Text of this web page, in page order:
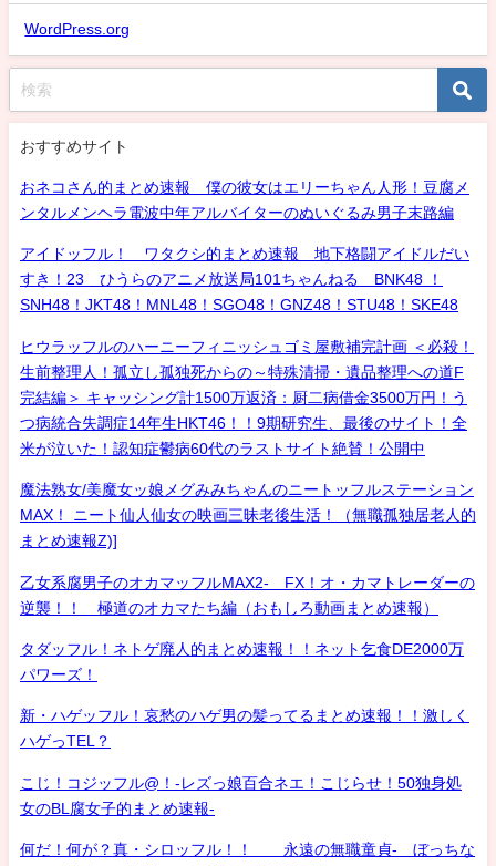
WordPress.org
おすすめサイト
おネコさん的まとめ速報 僕の彼女はエリーちゃん人形！豆腐メ
ンタルメンヘラ電波中年アルバイターのぬいぐるみ男子末路編
アイドッフル！ ワタクシ的まとめ速報 地下格闘アイドルだい
すき！23 ひうらのアニメ放送局101ちゃんねる BNK48 ！
SNH48！JKT48！MNL48！SGO48！GNZ48！STU48！SKE48
ヒウラッフルのハーニーフィニッシュゴミ屋敷補完計画 ＜必殺！
生前整理人！孤立し孤独死からの～特殊清掃・遺品整理への道F
完結編＞ キャッシング計1500万返済：厨二病借金3500万円！う
つ病統合失調症14年生HKT46！！9期研究生、最後のサイト！全
米が泣いた！認知症鬱病60代のラストサイト絶賛！公開中
魔法熟女/美魔女ッ娘メグみみちゃんのニートッフルステーション
MAX！ ニート仙人仙女の映画三昧老後生活！（無職孤独居老人的
まとめ速報Z)]
乙女系腐男子のオカマッフルMAX2- FX！オ・カマトレーダーの
逆襲！！ 極道のオカマたち編（おもしろ動画まとめ速報）
タダッフル！ネトゲ廃人的まとめ速報！！ネット乞食DE2000万
パワーズ！
新・ハゲッフル！哀愁のハゲ男の髪ってるまとめ速報！！激しく
ハゲっTEL？
こじ！コジッフル@！-レズっ娘百合ネエ！こじらせ！50独身処
女のBL腐女子的まとめ速報-
何だ！何が？真・シロッフル！！ 永遠の無職童貞- ぼっちな